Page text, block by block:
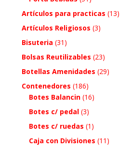
Artículos para practicas (13)
Artículos Religiosos (3)
Bisuteria (31)
Bolsas Reutilizables (23)
Botellas Amenidades (29)
Contenedores (186)
Botes Balancin (16)
Botes c/ pedal (3)
Botes c/ ruedas (1)
Caja con Divisiones (11)